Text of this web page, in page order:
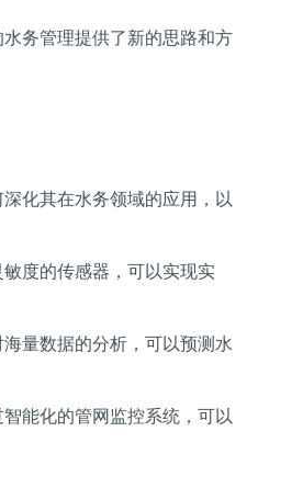
务管理提供了新的思路和方
化其在水务领域的应用，以
度的传感器，可以实现实
量数据的分析，可以预测水
能化的管网监控系统，可以